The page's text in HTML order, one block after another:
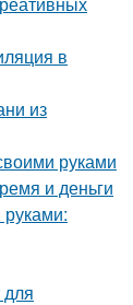
в
из
руками
и деньги
руками: